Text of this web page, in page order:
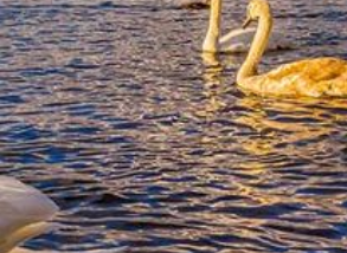
verschillende maanfasen, kun je je
en je persoonlijke groei bevorderen.
gezien als een tijd voor verlichting en
nieuwe maan een moment is voor
zetten van intenties.
Algemene invloed
Verbonden met de natuur:Door
op de maanfasen leef je meer in
de natuur en je innerlijke ritme.
Verhoogde intuïtie:Veel